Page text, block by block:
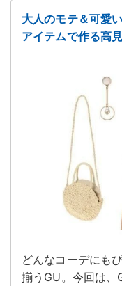
大人のモテ＆可愛
アイテムで作る高
どんなコーデにも
揃うGU。今回は、